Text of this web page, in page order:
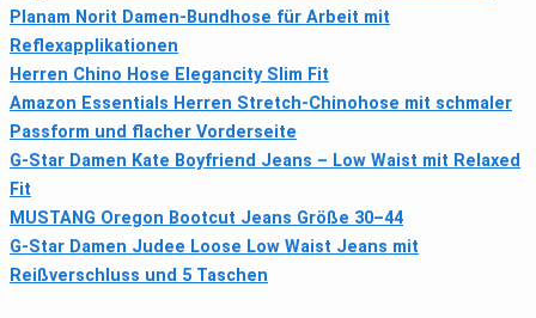
Planam Norit Damen-Bundhose für Arbeit mit
Reflexapplikationen
Herren Chino Hose Elegancity Slim Fit
Amazon Essentials Herren Stretch-Chinohose mit schmaler
Passform und flacher Vorderseite
G-Star Damen Kate Boyfriend Jeans – Low Waist mit Relaxed
Fit
MUSTANG Oregon Bootcut Jeans Größe 30–44
G-Star Damen Judee Loose Low Waist Jeans mit
Reißverschluss und 5 Taschen